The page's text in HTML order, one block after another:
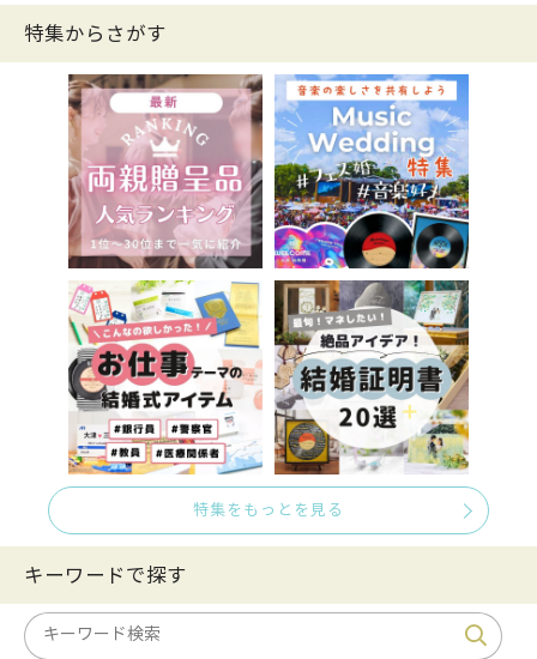
特集からさがす
特集をもっとを見る
キーワードで探す